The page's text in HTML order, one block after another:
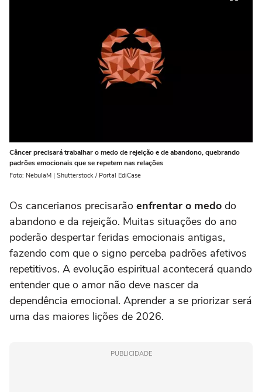
Câncer precisará trabalhar o medo de rejeição e de abandono, quebrando
padrões emocionais que se repetem nas relações
Foto: NebulaM | Shutterstock / Portal EdiCase
Os cancerianos precisarão enfrentar o medo do
abandono e da rejeição. Muitas situações do ano
poderão despertar feridas emocionais antigas,
fazendo com que o signo perceba padrões afetivos
repetitivos. A evolução espiritual acontecerá quando
entender que o amor não deve nascer da
dependência emocional. Aprender a se priorizar será
uma das maiores lições de 2026.
PUBLICIDADE